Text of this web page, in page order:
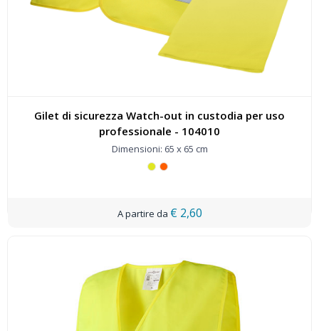
Gilet di sicurezza Watch-out in custodia per uso
professionale - 104010
Dimensioni: 65 x 65 cm
€ 2,60